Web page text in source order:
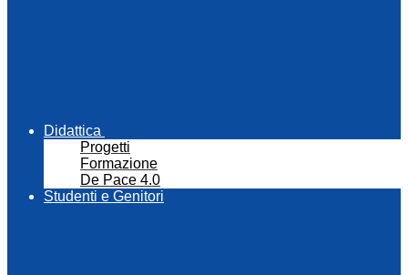
Didattica
Progetti
Formazione
De Pace 4.0
Studenti e Genitori